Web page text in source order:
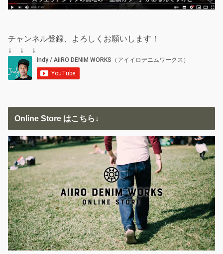
チャンネル登録、よろしくお願いします！
↓ ↓ ↓
Online Store はこちら↓